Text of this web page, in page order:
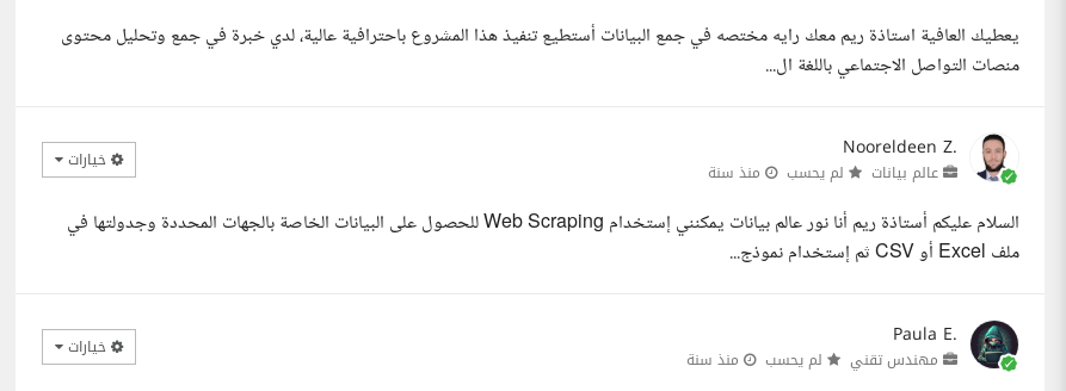
يعطيك العافية استاذة ريم معك رايه مختصه في جمع البيانات أستطيع تنفيذ هذا المشروع باحترافية عالية، لدي خبرة في جمع وتحليل محتوى
منصات التواصل الاجتماعي باللغة ال...
Nooreldeen Z.
عالم بيانات لم يحسب منذ سنة خيارات
السلام عليكم أستاذة ريم أنا نور عالم بيانات يمكنني إستخدام Web Scraping للحصول على البيانات الخاصة بالجهات المحددة وجدولتها في
ملف Excel أو CSV ثم إستخدام نموذج...
Paula E.
مهندس تقني لم يحسب منذ سنة خيارات